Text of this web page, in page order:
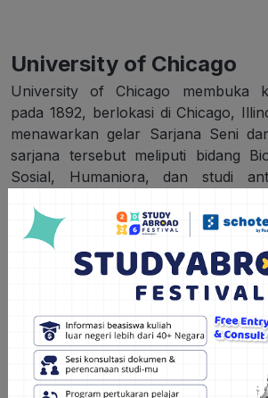
University of Chicago
University of Chicago membuka
pada 1892, berlokasi di Chicago,
menawarkan gelar Sarjana Seni
sarjana tersebut meliputi bidang
Sosial, Humaniora, dan studi
pengetahuan. Program master
diselenggarakan di Sekolah
Kebijakan Publik, Sekolah
Administrasi Layanan Sosial.
Berdasarkan data versi versi QS
Rankings 2023, University of
ranking 10 global. Sementara
University Rankings 2023,
menduduki peringkat 13 global.